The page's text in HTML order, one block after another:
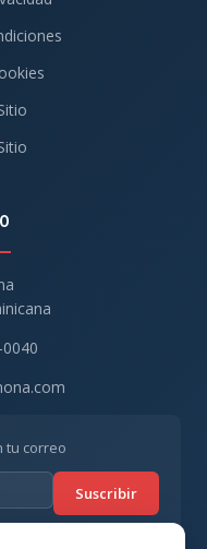
tu correo
Suscribir